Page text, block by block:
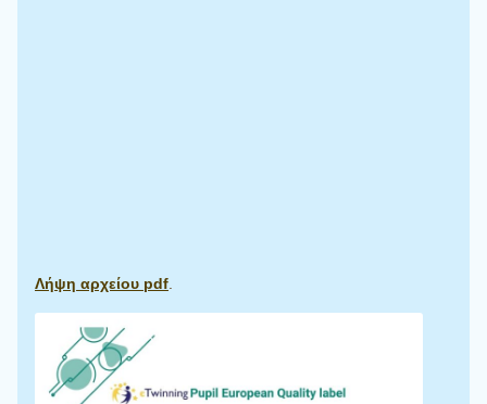
Λήψη αρχείου pdf